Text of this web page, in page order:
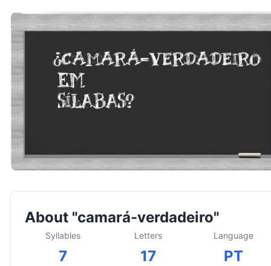
About "camará-verdadeiro"
Syllables
7
Letters
17
Language
PT